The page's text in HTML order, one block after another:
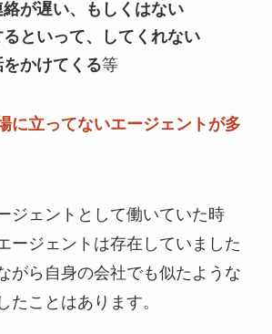
が遅い、もしくはない
といって、してくれない
かけてくる等
に立ってないエージェントが多
ジェントとして働いていた時
ージェントは存在していました
がら自身の会社でも似たような
たことはあります。